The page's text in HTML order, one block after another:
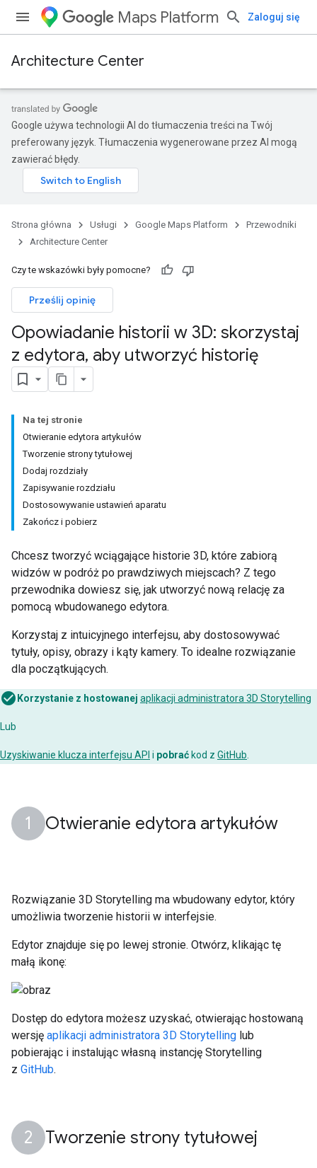
Maps Platform Zaloguj się
Architecture Center
Google używa technologii AI do tłumaczenia treści na Twój
preferowany język. Tłumaczenia wygenerowane przez AI mogą
zawierać błędy.
Strona główna Usługi Google Maps Platform
Przewodniki
Architecture Center
Czy te wskazówki były pomocne?
Prześlij opinię
Opowiadanie historii w 3D: skorzystaj
z edytora, aby utworzyć historię
Na tej stronie
Otwieranie edytora artykułów
Tworzenie strony tytułowej
Dodaj rozdziały
Zapisywanie rozdziału
Dostosowywanie ustawień aparatu
Zakończ i pobierz
Chcesz tworzyć wciągające historie 3D, które zabiorą
widzów w podróż po prawdziwych miejscach? Z tego
przewodnika dowiesz się, jak utworzyć nową relację za
pomocą wbudowanego edytora.
Korzystaj z intuicyjnego interfejsu, aby dostosowywać
tytuły, opisy, obrazy i kąty kamery. To idealne rozwiązanie
dla początkujących.
Korzystanie z hostowanej aplikacji administratora 3D Storytelling
Lub
Uzyskiwanie klucza interfejsu API i pobrać kod z GitHub
Otwieranie edytora artykułów
Rozwiązanie 3D Storytelling ma wbudowany edytor, który
umożliwia tworzenie historii w interfejsie.
Edytor znajduje się po lewej stronie. Otwórz, klikając tę
małą ikonę:
Dostęp do edytora możesz uzyskać, otwierając hostowaną
wersję aplikacji administratora 3D Storytelling lub
pobierając i instalując własną instancję Storytelling
z GitHub.
Tworzenie strony tytułowej